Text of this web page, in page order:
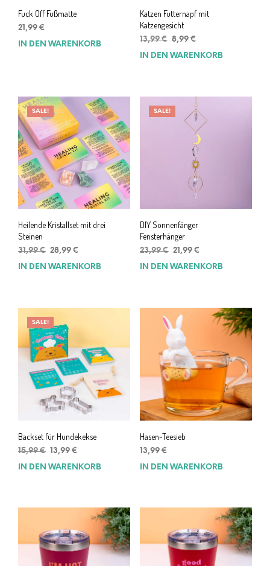
Fuck Off Fußmatte
21,99 €
IN DEN WARENKORB
Katzen Futternapf mit
Katzengesicht
13,99€ Ursprünglicher
Preis
8,99 €Aktueller
Preis
IN DEN WARENKORB
SALE!
Heilende Kristallset mit drei
Steinen
31,99€ Ursprünglicher
Preis
28,99 €
Preis
IN DEN WARENKORB
SALE!
DIY Sonnenfänger
Fensterhänger
23,99€ Ursprünglicher
Preis
21,99 €Aktueller
Preis
IN DEN WARENKORB
SALE!
Backset für Hundekekse
15,99€ Ursprünglicher
13,99 €
IN DEN WARENKORB
Hasen-Teesieb
13,99 €
IN DEN WARENKORB